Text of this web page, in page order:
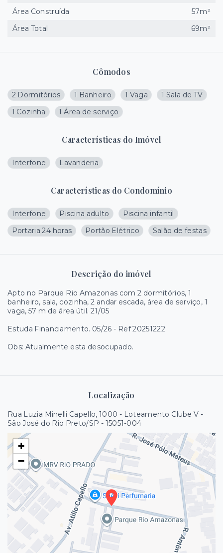
Cômodos
2 Dormitórios 1 Banheiro 1 Vaga
1 Sala de TV
1 Cozinha
1 Área de serviço
Características do Imóvel
Interfone Lavanderia
Características do Condomínio
Interfone Piscina adulto
Piscina infantil
Portaria 24 horas
Portão Elétrico Salão de festas
Descrição do imóvel
Apto no Parque Rio Amazonas com 2 dormitórios, 1
banheiro, sala, cozinha, 2 andar escada, área de serviço, 1
vaga, 57 m de área útil. 21/05
Estuda Financiamento. 05/26 - Ref 20251222
Obs: Atualmente esta desocupado.
Localização
Rua Luzia Minelli Capello, 1000 - Loteamento Clube V -
São José do Rio Preto/SP - 15051-004
+
−
Área Construída
57m²
Área Total
69m²